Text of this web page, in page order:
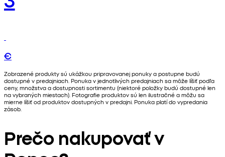
€
Zobrazené produkty sú ukážkou pripravovanej ponuky a postupne budú
dostupné v predajniach. Ponuka v jednotlivých predajniach sa môže líšiť podľa
ceny, množstva a dostupnosti sortimentu (niektoré položky budú dostupné len
na vybraných miestach). Fotografie produktov sú len ilustračné a môžu sa
mierne líšiť od produktov dostupných v predajni. Ponuka platí do vypredania
zásob.
Prečo nakupovať v